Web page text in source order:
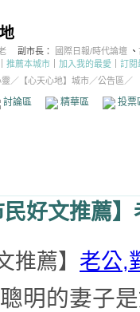
副市長： 國際日報/時代論壇 、
推薦本城市 加入我的最愛
訂閱
／ 【心天心地】城市／公告區／
討論區 精華區 投票
民好文推薦
推薦】 老公,
明的妻子